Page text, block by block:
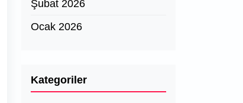
Şubat 2026
Ocak 2026
Kategoriler